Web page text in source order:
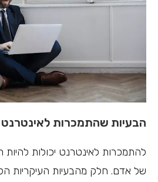
הבעיות שהתמכרות
להתמכרות לאינטרנט יכולות להיות
של אדם. חלק מהבעיות העיקריות